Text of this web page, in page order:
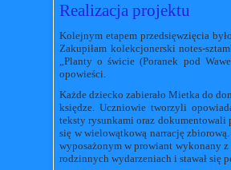
Realizacja projektu
Kolejnym etapem przedsięwzięcia
Zakupiłam kolekcjonerski notes-
„Planty o świcie (Poranek pod
opowieści.
Każde dziecko zabierało Mietka do
księdze. Uczniowie tworzyli
teksty rysunkami oraz dokumentowali
się w wielowątkową narrację
wyposażonym w prowiant wykonany z
rodzinnych wydarzeniach i stawał się